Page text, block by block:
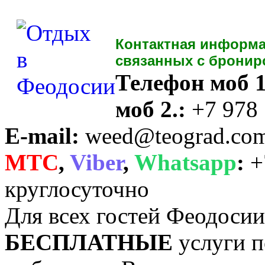
Контактная
связанных с
Телефон моб
моб 2.: +7 978
E-mail:
MTC, Viber, Whatsapp:
круглосуточно
Для всех гостей
БЕСПЛАТНЫЕ услуги